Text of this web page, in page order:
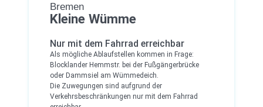
Bremen
Kleine Wümme
Nur mit dem Fahrrad erreichbar
Als mögliche Ablaufstellen kommen in Frage:
Blocklander Hemmstr. bei der Fußgängerbrücke
oder Dammsiel am Wümmedeich.
Die Zuwegungen sind aufgrund der
Verkehrsbeschränkungen nur mit dem Fahrrad